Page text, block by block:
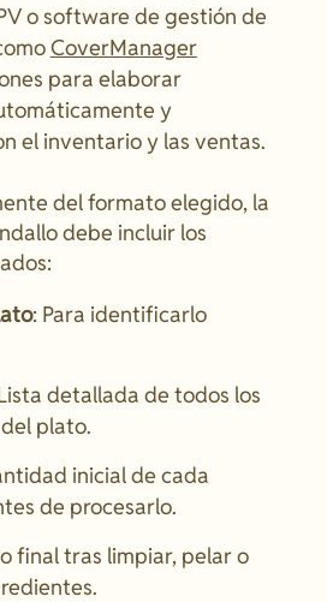
o software de gestión de
CoverManager
para elaborar
y
el inventario y las ventas.
del formato elegido, la
debe incluir los
: Para identificarlo
detallada de todos los
plato.
inicial de cada
de procesarlo.
final tras limpiar, pelar o